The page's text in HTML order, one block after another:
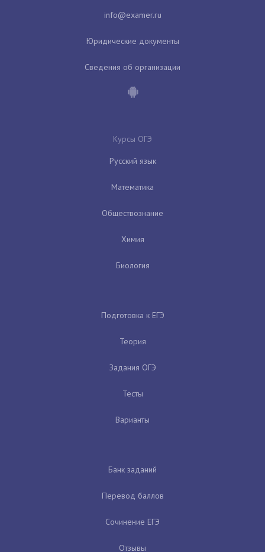
Юридические документы
Сведения об организации
Курсы ОГЭ
Русский язык
Математика
Обществознание
Химия
Биология
Подготовка к ЕГЭ
Теория
Задания ОГЭ
Тесты
Варианты
Банк заданий
Перевод баллов
Сочинение ЕГЭ
Отзывы